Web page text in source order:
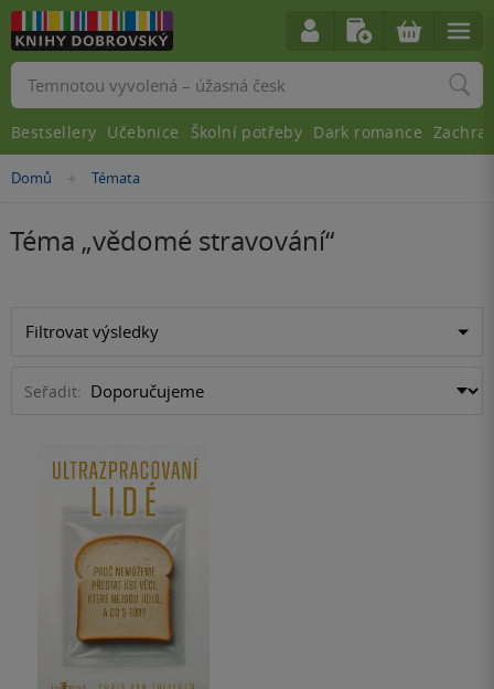
Domů »
Témata
Téma „vědomé stravování“
Filtrovat výsledky
Seřadit:
Vyhledávání
Bestsellery Učebnice Školní potřeby Dark romance